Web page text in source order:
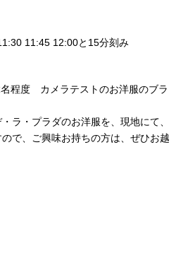
11:45 12:00と15分刻み
程度 カメラテストのお洋服のブラ
ラ・プラダのお洋服を、現地にて、
で、ご興味お持ちの方は、ぜひお越